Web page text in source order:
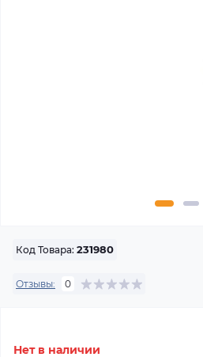
Код Товара: 231980
Отзывы: 0
Нет в наличии